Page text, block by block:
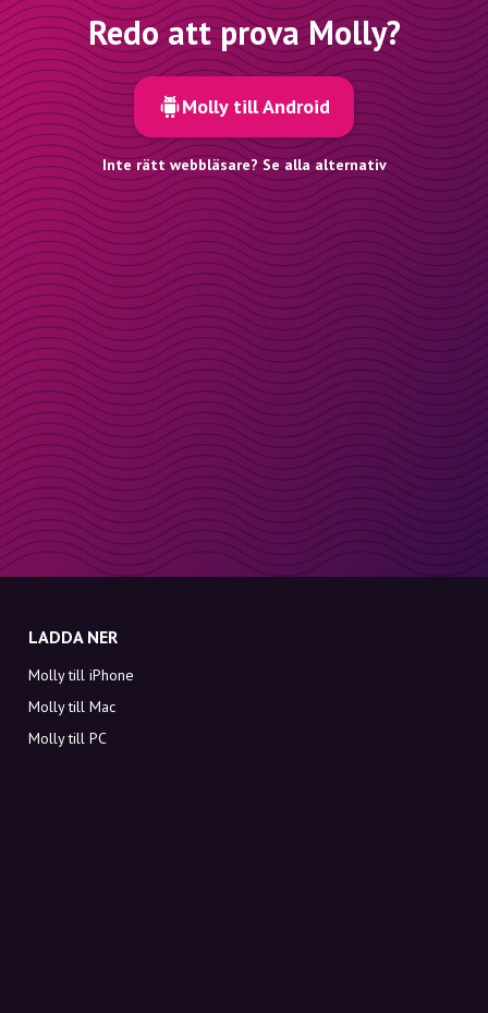
Redo att prova Molly?
Molly till Android
Inte rätt webbläsare? Se alla alternativ
LADDA NER
Molly till iPhone
Molly till Mac
Molly till PC